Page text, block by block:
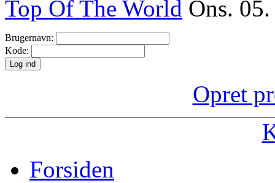
Top Of The World Ons.
Brugernavn:
Kode:
Opret
Forsiden